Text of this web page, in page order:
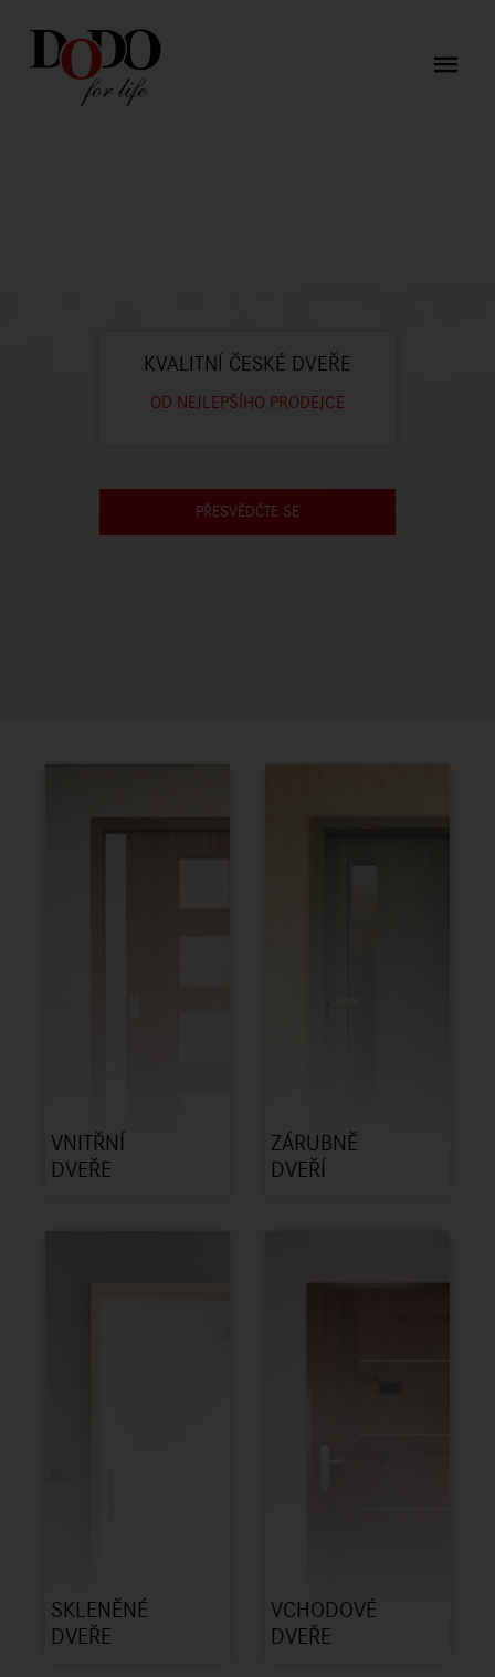
KVALITNÍ ČESKÉ DVEŘE
OD NEJLEPŠÍHO PRODEJCE
PŘESVĚDČTE SE
VNITŘNÍ
DVEŘE
ZÁRUBNĚ
DVEŘÍ
SKLENĚNÉ
DVEŘE
VCHODOVÉ
DVEŘE